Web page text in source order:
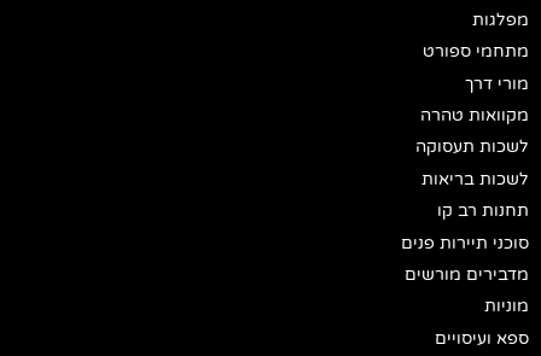
מפלגות
מתחמי ספורט
מורי דרך
מקוואות טהרה
לשכות תעסוקה
לשכות בריאות
תחנות רב קו
סוכני תיירות פנים
מדבירים מורשים
מוניות
ספא ועיסויים